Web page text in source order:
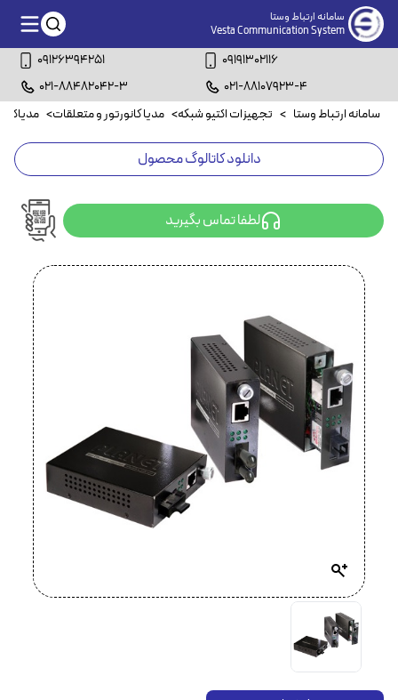
سامانه ارتباط وستا
Vesta Communication System
09126394251
09191302116
021-88482042-3
021-88107923-4
سامانه ارتباط وستا > تجهیزات اکتیو شبکه> مدیا کانورتور و متعلقات>
دانلود کاتالوگ محصول
لطفا تماس بگیرید